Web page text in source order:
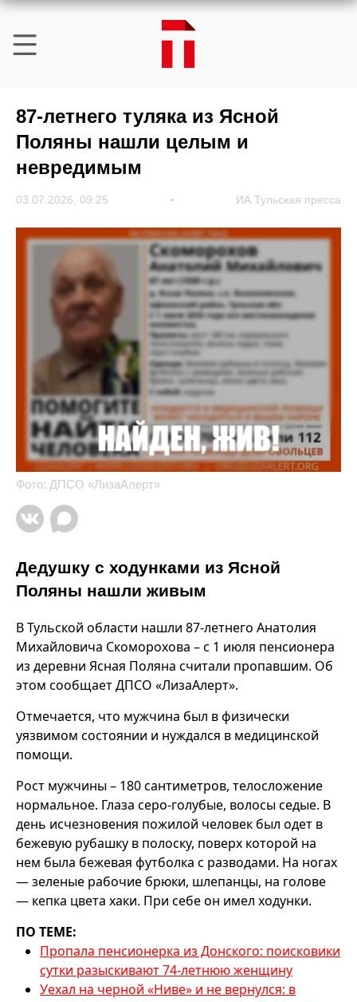
87-летнего туляка из Ясной
Поляны нашли целым и
невредимым
03.07.2026, 09:25 ИА Тульская пресса
Фото: ДПСО «ЛизаАлерт»
Дедушку с ходунками из Ясной
Поляны нашли живым
В Тульской области нашли 87-летнего Анатолия
Михайловича Скоморохова – с 1 июля пенсионера
из деревни Ясная Поляна считали пропавшим. Об
этом сообщает ДПСО «ЛизаАлерт».
Отмечается, что мужчина был в физически
уязвимом состоянии и нуждался в медицинской
помощи.
Рост мужчины – 180 сантиметров, телосложение
нормальное. Глаза серо-голубые, волосы седые. В
день исчезновения пожилой человек был одет в
бежевую рубашку в полоску, поверх которой на
нем была бежевая футболка с разводами. На ногах
— зеленые рабочие брюки, шлепанцы, на голове
— кепка цвета хаки. При себе он имел ходунки.
ПО ТЕМЕ:
Пропала пенсионерка из Донского: поисковики
сутки разыскивают 74-летнюю женщину
Уехал на черной «Ниве» и не вернулся: в